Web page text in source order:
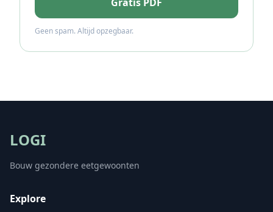
Geen spam. Altijd opzegbaar.
LOGI
Bouw gezondere eetgewoonten
Explore